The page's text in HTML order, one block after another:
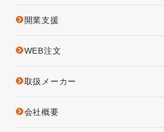
開業支援
WEB注文
取扱メーカー
会社概要